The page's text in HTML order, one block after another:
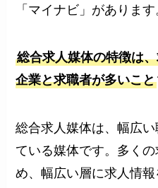
「マイナビ」があります
総合求人媒体の特徴は
企業と求職者が多いこと
総合求人媒体は、幅広
ている媒体です。多く
め、幅広い層に求人情報